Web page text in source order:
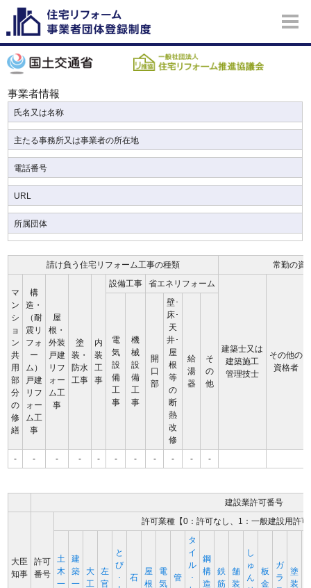
事業者情報
氏名又は名称
主たる事務所又は事業者の所在地
電話番号
URL
所属団体
請け負う住宅リフォーム工事の種類 常勤の資
マ
ン
シ
ョ
ン
共
用
部
分
の
修
繕
構
造・
（耐
震リ
フォ
ー
ム）
戸建
リフ
ォー
ム工
事
屋
根・
外装
戸建
リフ
ォー
ム工
事
塗
装・
防水
工事
内
装
工
事
設備工事 省エネリフォーム
建築士又は
建築施工
管理技士
その他の
資格者
電
気
設
備
工
事
機
械
設
備
工
事
開
口
部
壁･
床･
天
井･
屋
根
等
の
断
熱
改
修
給
湯
器
そ
の
他
- - - - - - - - - - -
建設業許可番号
大臣
知事
許可
番号
許可業種【0：許可なし、1：一般建設用許
土
木
一
建
築
一
大
工
左
官
と
び
･
石
屋
根
電
気
管
タ
イ
ル
･
鋼
構
造
鉄
筋
舗
装
し
ゅ
ん
板
金
ガ
ラ
塗
装